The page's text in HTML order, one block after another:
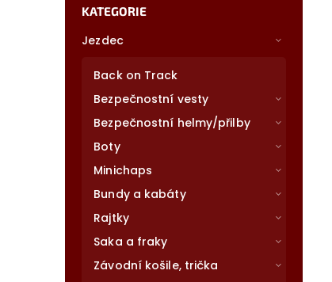
KATEGORIE
Jezdec
Back on Track
Bezpečnostní vesty
Bezpečnostní helmy/přilby
Boty
Minichaps
Bundy a kabáty
Rajtky
Saka a fraky
Závodní košile, trička